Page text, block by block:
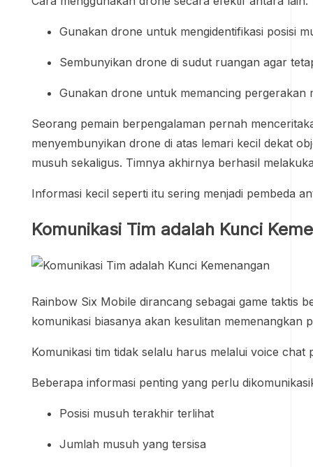
Gunakan drone untuk mengidentifikasi posisi
Sembunyikan drone di sudut ruangan agar
Gunakan drone untuk memancing pergerakan
Seorang pemain berpengalaman pernah
menyembunyikan drone di atas lemari kecil dekat
musuh sekaligus. Timnya akhirnya berhasil
Informasi kecil seperti itu sering menjadi pembeda
Komunikasi Tim adalah Kunci
Rainbow Six Mobile dirancang sebagai game taktis
komunikasi biasanya akan kesulitan memenangkan
Komunikasi tim tidak selalu harus melalui voice
Beberapa informasi penting yang perlu
Posisi musuh terakhir terlihat
Jumlah musuh yang tersisa